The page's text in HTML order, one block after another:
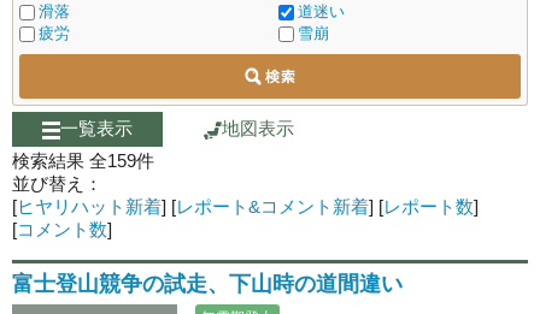
滑落
疲労
道迷い
雪崩
一覧表示 地図表示
検索結果 全159件
並び替え：
[ヒヤリハット新着] [レポート&コメント新着] [レポート数]
[コメント数]
富士登山競争の試走、下山時の道間違い